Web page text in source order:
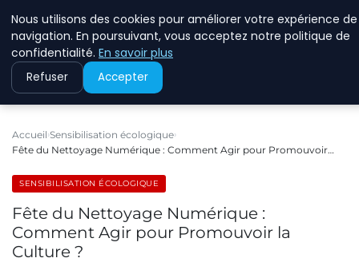
Accueil Sensibilisation écologique
Fête du Nettoyage Numérique : Comment Agir pour Promouvoir…
SENSIBILISATION ÉCOLOGIQUE
Fête du Nettoyage Numérique :
Comment Agir pour Promouvoir la
Culture ?
Nous utilisons des cookies pour améliorer votre expérience de
navigation. En poursuivant, vous acceptez notre politique de
confidentialité. En savoir plus
Refuser Accepter